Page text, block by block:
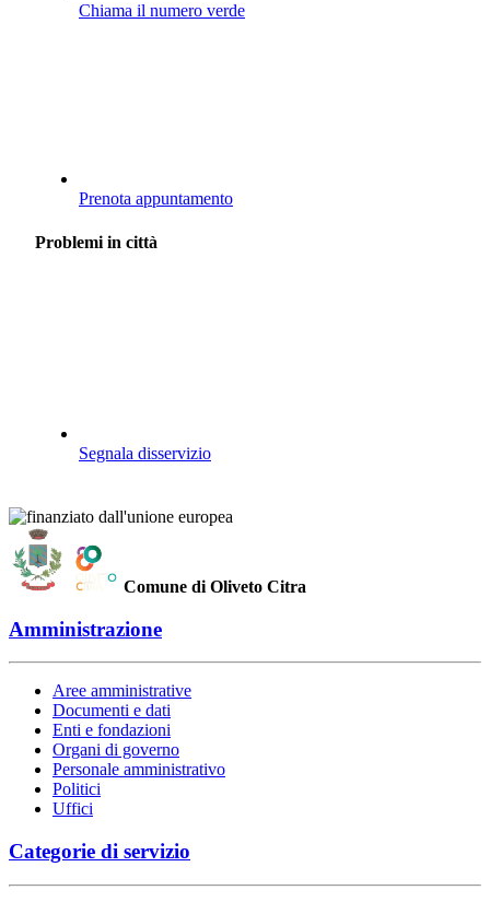
Chiama il numero verde
Prenota appuntamento
Problemi in città
Segnala disservizio
Comune di Oliveto Citra
Amministrazione
Aree amministrative
Documenti e dati
Enti e fondazioni
Organi di governo
Personale amministrativo
Politici
Uffici
Categorie di servizio